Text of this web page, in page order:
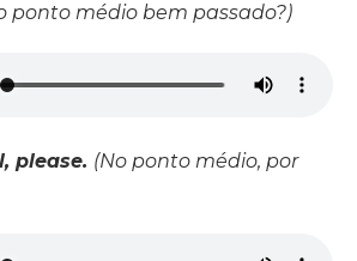
ponto médio bem passado?)
please. (No ponto médio, por